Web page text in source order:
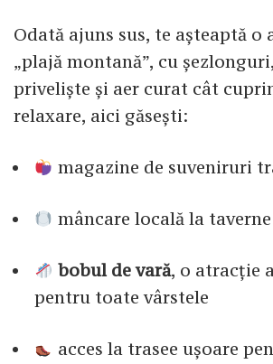
Odată ajuns sus, te așteaptă o
„plajă montană”, cu
priveliște și aer curat cât
relaxare, aici găsești:
magazine de suveniruri
mâncare locală la
bobul de vară, o atracție
pentru toate vârstele
acces la trasee ușoare